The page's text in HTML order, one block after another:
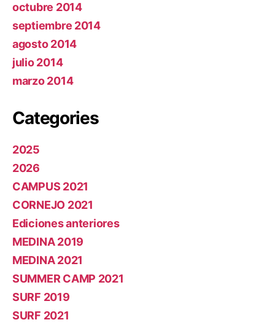
octubre 2014
septiembre 2014
agosto 2014
julio 2014
marzo 2014
Categories
2025
2026
CAMPUS 2021
CORNEJO 2021
Ediciones anteriores
MEDINA 2019
MEDINA 2021
SUMMER CAMP 2021
SURF 2019
SURF 2021